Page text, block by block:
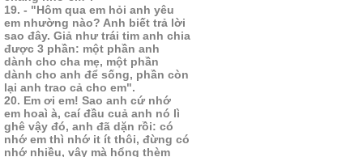
19. - "Hôm qua em hỏi anh yêu
em nhường nào? Anh biết trả lời
sao đây. Giả như trái tim anh chia
được 3 phần: một phần anh
dành cho cha mẹ, một phần
dành cho anh để sống, phần còn
lại anh trao cả cho em".
20. Em ơi em! Sao anh cứ nhớ
em hoaì à, caí đầu cuả anh nó lì
ghê vậy đó, anh đã dặn rồi: có
nhớ em thì nhớ it ít thôi, đừng có
nhớ nhiều, vâỵ mà hổng thèm